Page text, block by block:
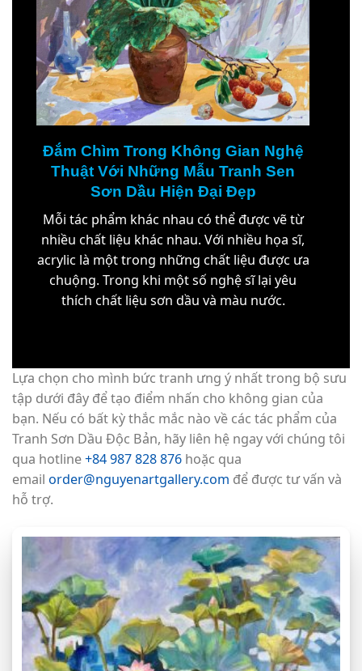
Đắm Chìm Trong Không Gian Nghệ
Thuật Với Những Mẫu Tranh Sen
Sơn Dầu Hiện Đại Đẹp
Mỗi tác phẩm khác nhau có thể được vẽ từ
nhiều chất liệu khác nhau. Với nhiều họa sĩ,
acrylic là một trong những chất liệu được ưa
chuộng. Trong khi một số nghệ sĩ lại yêu
thích chất liệu sơn dầu và màu nước.
Lựa chọn cho mình bức tranh ưng ý nhất trong bộ sưu
tập dưới đây để tạo điểm nhấn cho không gian của
bạn. Nếu có bất kỳ thắc mắc nào về các tác phẩm của
Tranh Sơn Dầu Độc Bản, hãy liên hệ ngay với chúng tôi
qua hotline+84 987 828 876 hoặc qua
email order@nguyenartgallery.com để được tư vấn và
hỗ trợ.